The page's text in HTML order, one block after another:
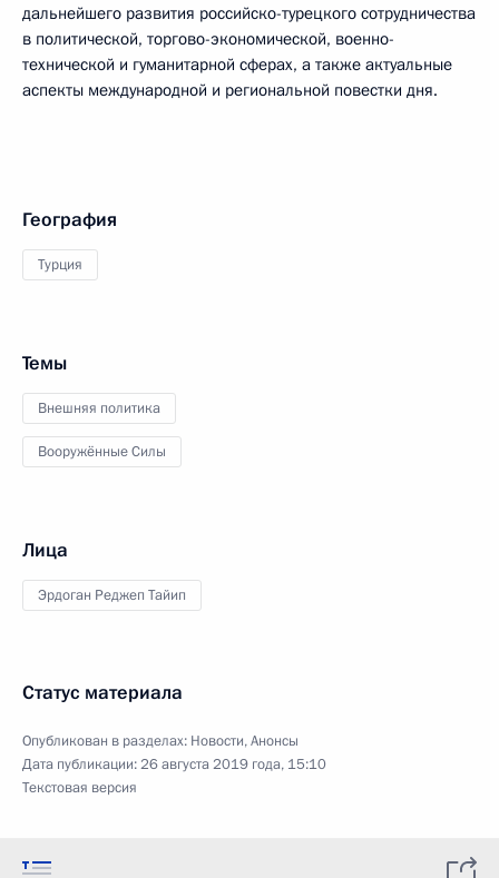
дальнейшего развития российско-турецкого сотрудничества
в политической, торгово-экономической, военно-
технической и гуманитарной сферах, а также актуальные
аспекты международной и региональной повестки дня.
География
Турция
Темы
Внешняя политика
Вооружённые Силы
Лица
Эрдоган Реджеп Тайип
Статус материала
Опубликован в разделах: Новости,Анонсы
Дата публикации:26 августа 2019 года, 15:10
Текстовая версия